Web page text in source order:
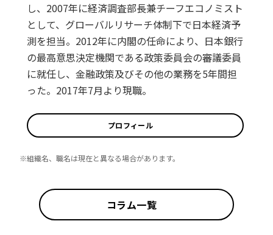
し、2007年に経済調査部長兼チーフエコノミスト
として、グローバルリサーチ体制下で日本経済予
測を担当。2012年に内閣の任命により、日本銀行
の最高意思決定機関である政策委員会の審議委員
に就任し、金融政策及びその他の業務を5年間担
った。2017年7月より現職。
プロフィール
※組織名、職名は現在と異なる場合があります。
コラム一覧